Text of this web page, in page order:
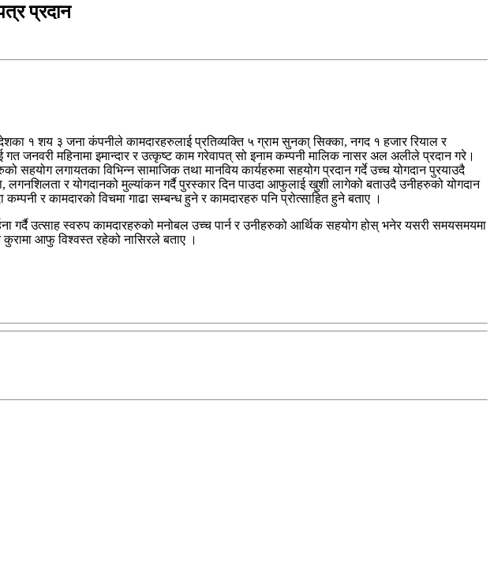
प्रदान
१ शय ३ जना कंपनीले कामदारहरुलाई प्रतिव्यक्ति ५ ग्राम सुनका् सिक्का, नगद १ हजार रियाल र
जनवरी महिनामा इमान्दार र उत्कृष्ट काम गरेवापत् सो इनाम कम्पनी मालिक नासर अल अलीले प्रदान गरे।
लगायतका विभिन्न सामाजिक तथा मानविय कार्यहरुमा सहयोग प्रदान गर्दे उच्च योगदान पुरयाउदै
र योगदानको मुल्यांकन गर्दै पुरस्कार दिन पाउदा आफुलाई खुशी लागेको बताउदै उनीहरुको योगदान
र कामदारको विचमा गाढा सम्बन्ध हुने र कामदारहरु पनि प्रोत्साहित हुने बताए ।
उत्साह स्वरुप कामदारहरुको मनोबल उच्च पार्न र उनीहरुको आर्थिक सहयोग होस् भनेर यसरी समयसमयमा
आफु विश्वस्त रहेको नासिरले बताए ।